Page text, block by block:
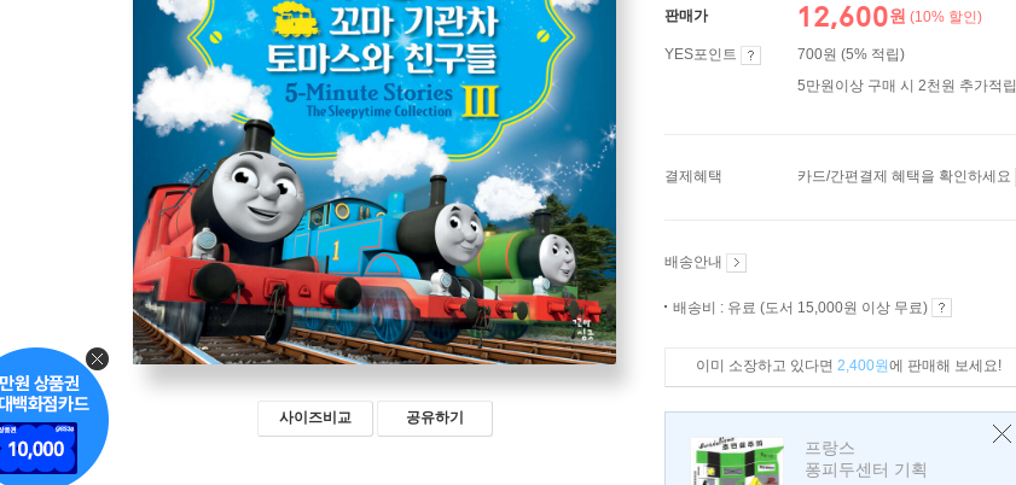
사이즈비교 공유하기
판매가 12,600원 (10% 할인)
YES포인트
700원 (5% 적립)
5만원이상 구매 시 2천원 추가적립
결제혜택 카드/간편결제 혜택을 확인하세요
배송안내
배송비 : 유료 (도서 15,000원 이상 무료)
이미 소장하고 있다면 2,400원에 판매해 보세요!
프랑스
퐁피두센터 기획